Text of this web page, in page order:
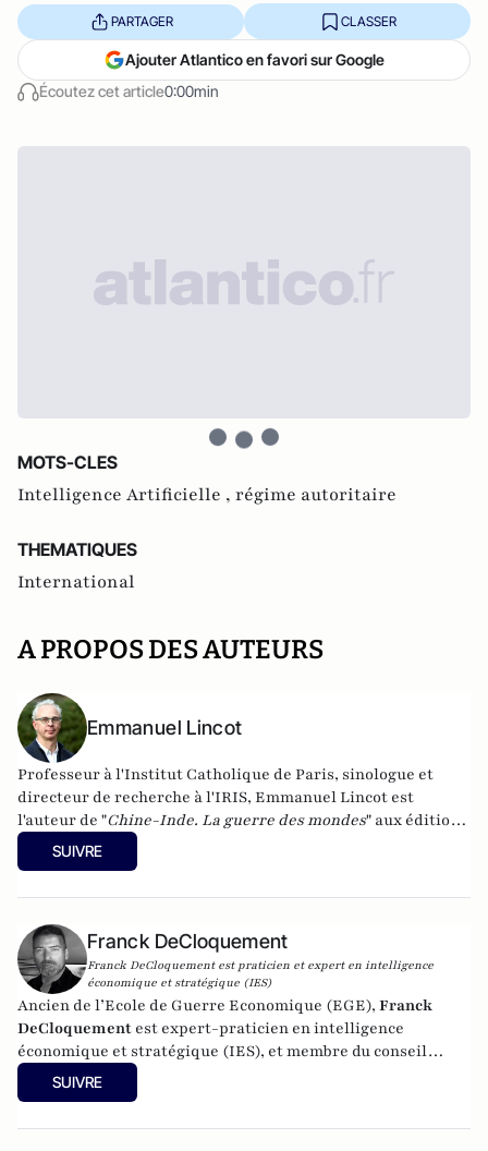
Écoutez cet article0:00min
PARTAGER CLASSER
Ajouter Atlantico en favori sur Google
MOTS-CLES
Intelligence Artificielle , régime autoritaire
THEMATIQUES
International
A PROPOS DES AUTEURS
Emmanuel Lincot
Professeur à l'Institut Catholique de Paris, sinologue et
directeur de recherche à l'IRIS, Emmanuel Lincot est
l'auteur de "Chine-Inde. La guerre des mondes" aux éditions
Le Cerf (à paraître le 27 février).
SUIVRE
Franck DeCloquement
Franck DeCloquement est praticien et expert en intelligence
économique et stratégique (IES)
Ancien de l’Ecole de Guerre Economique (EGE), Franck
DeCloquement est expert-praticien en intelligence
économique et stratégique (IES), et membre du conseil
scientifique de l’Institut d’Études de Géopolitique
Appliquée - EGA. Il intervient comme conseil en appui aux
SUIVRE